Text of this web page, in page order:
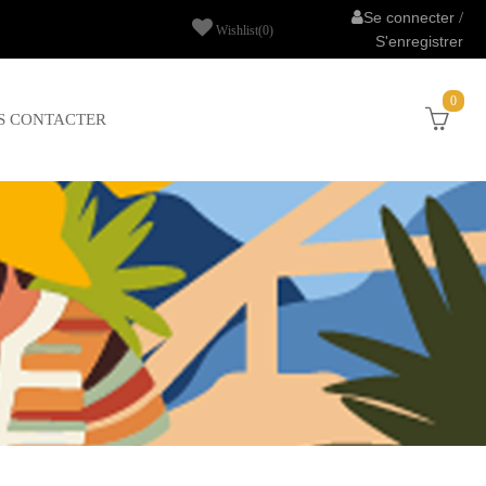
Wishlist(0)
Se connecter /
S'enregistrer
CONTACTER
0